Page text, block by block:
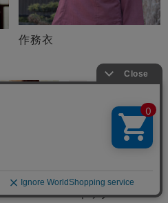
作務衣
Vネック